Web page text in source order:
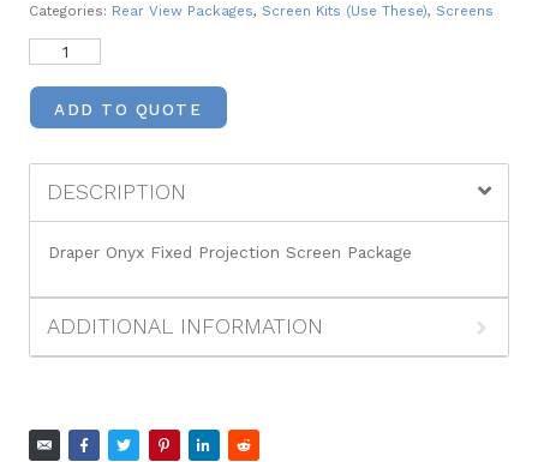
Categories: Rear View Packages, Screen Kits (Use These), Screens
ADD TO QUOTE
DESCRIPTION
Draper Onyx Fixed Projection Screen Package
ADDITIONAL INFORMATION